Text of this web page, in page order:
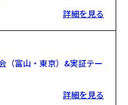
詳細を見る
（富山・東京）&実証テー
詳細を見る